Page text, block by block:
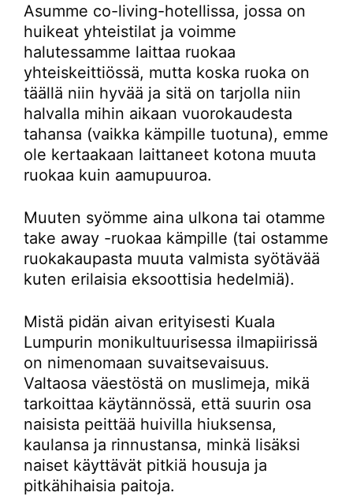
Asumme co-living-hotellissa, jossa on
huikeat yhteistilat ja voimme
halutessamme laittaa ruokaa
yhteiskeittiössä, mutta koska ruoka on
täällä niin hyvää ja sitä on tarjolla niin
halvalla mihin aikaan vuorokaudesta
tahansa (vaikka kämpille tuotuna), emme
ole kertaakaan laittaneet kotona muuta
ruokaa kuin aamupuuroa.
Muuten syömme aina ulkona tai otamme
take away -ruokaa kämpille (tai ostamme
ruokakaupasta muuta valmista syötävää
kuten erilaisia eksoottisia hedelmiä).
Mistä pidän aivan erityisesti Kuala
Lumpurin monikultuurisessa ilmapiirissä
on nimenomaan suvaitsevaisuus.
Valtaosa väestöstä on muslimeja, mikä
tarkoittaa käytännössä, että suurin osa
naisista peittää huivilla hiuksensa,
kaulansa ja rinnustansa, minkä lisäksi
naiset käyttävät pitkiä housuja ja
pitkähihaisia paitoja.